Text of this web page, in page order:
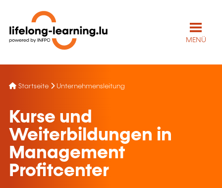
MENÜ
Startseite Unternehmensleitung
Kurse und
Weiterbildungen in
Management
Profitcenter